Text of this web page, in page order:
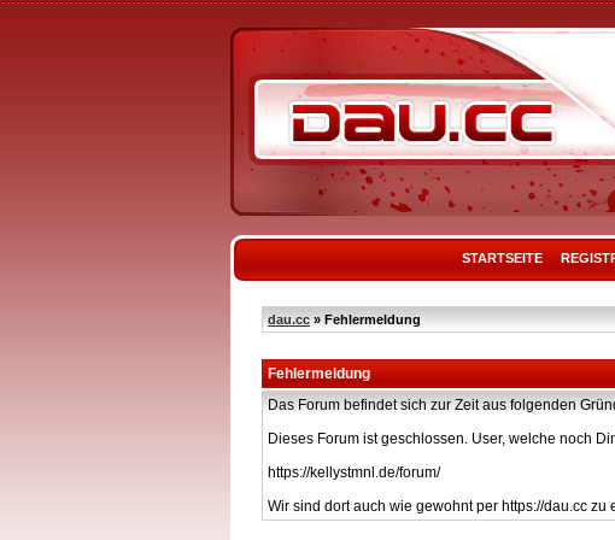
STARTSEITE
dau.cc » Fehlermeldung
Fehlermeldung
Das Forum befindet sich zur Zeit aus folgenden
Dieses Forum ist geschlossen. User, welche noch
https://kellystmnl.de/forum/
Wir sind dort auch wie gewohnt per https://dau.cc zu